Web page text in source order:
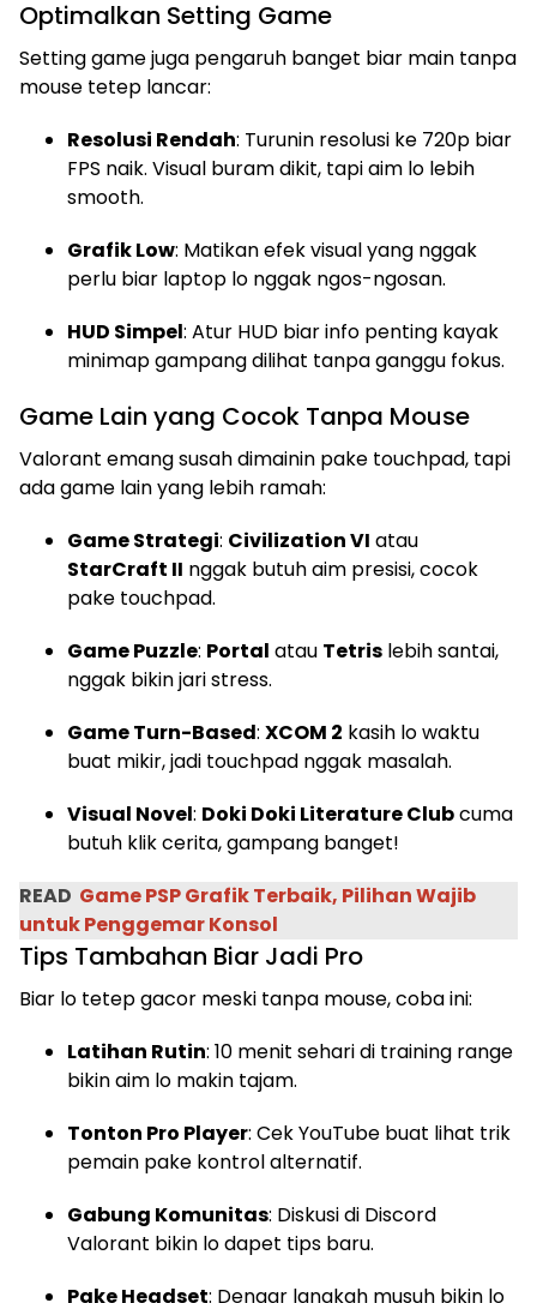
Optimalkan Setting Game
Setting game juga pengaruh banget biar main tanpa
mouse tetep lancar:
Resolusi Rendah: Turunin resolusi ke 720p biar
FPS naik. Visual buram dikit, tapi aim lo lebih
smooth.
Grafik Low: Matikan efek visual yang nggak
perlu biar laptop lo nggak ngos-ngosan.
HUD Simpel: Atur HUD biar info penting kayak
minimap gampang dilihat tanpa ganggu fokus.
Game Lain yang Cocok Tanpa Mouse
Valorant emang susah dimainin pake touchpad, tapi
ada game lain yang lebih ramah:
Game Strategi: Civilization VI atau
StarCraft II nggak butuh aim presisi, cocok
pake touchpad.
Game Puzzle: Portal atau Tetris lebih santai,
nggak bikin jari stress.
Game Turn-Based: XCOM 2 kasih lo waktu
buat mikir, jadi touchpad nggak masalah.
Visual Novel: Doki Doki Literature Clubcuma
butuh klik cerita, gampang banget!
READ Game PSP Grafik Terbaik, Pilihan Wajib
untuk Penggemar Konsol
Tips Tambahan Biar Jadi Pro
Biar lo tetep gacor meski tanpa mouse, coba ini:
Latihan Rutin: 10 menit sehari di training range
bikin aim lo makin tajam.
Tonton Pro Player: Cek YouTube buat lihat trik
pemain pake kontrol alternatif.
Gabung Komunitas: Diskusi di Discord
Valorant bikin lo dapet tips baru.
Pake Headset: Dengar langkah musuh bikin lo